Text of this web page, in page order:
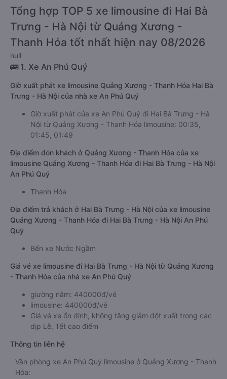
Tổng hợp TOP 5 xe limousine đi Hai Bà
Trưng - Hà Nội từ Quảng Xương -
Thanh Hóa tốt nhất hiện nay 08/2026
null
🚌 1. Xe An Phú Quý
Giờ xuất phát xe limousine Quảng Xương - Thanh Hóa Hai Bà
Trưng - Hà Nội của nhà xe An Phú Quý
Giờ xuất phát của xe An Phú Quý đi Hai Bà Trưng - Hà
Nội từ Quảng Xương - Thanh Hóa limousine: 00:35,
01:45, 01:49
Địa điểm đón khách ở Quảng Xương - Thanh Hóa của xe
limousine Quảng Xương - Thanh Hóa đi Hai Bà Trưng - Hà Nội
An Phú Quý
Thanh Hóa
Địa điểm trả khách ở Hai Bà Trưng - Hà Nội của xe limousine
Quảng Xương - Thanh Hóa đi Hai Bà Trưng - Hà Nội An Phú
Quý
Bến xe Nước Ngầm
Giá vé xe limousine đi Hai Bà Trưng - Hà Nội từ Quảng Xương
- Thanh Hóa của nhà xe An Phú Quý
giường nằm: 440000đ/vé
limousine: 440000đ/vé
Giá vé xe ổn định, không tăng giảm đột xuất trong các
dịp Lễ, Tết cao điểm
Thông tin liên hệ
Văn phòng xe An Phú Quý limousine ở Quảng Xương - Thanh
Hóa: